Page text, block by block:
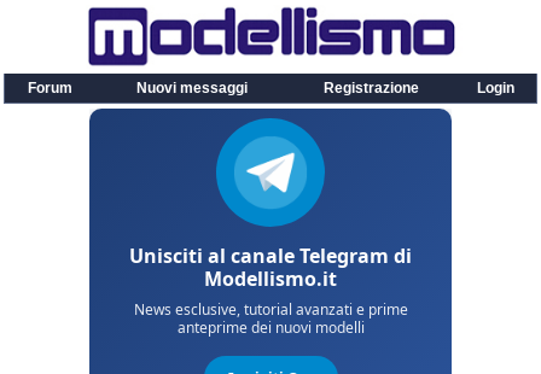
Forum Nuovi messaggi Registrazione Login